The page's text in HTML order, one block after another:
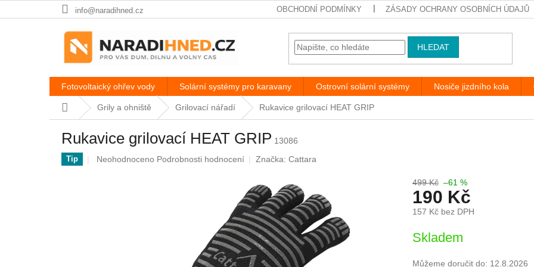
na
info@naradihned.cz OBCHODNÍ PODMÍNKY ZÁSADY OCHRANY OSOBNÍCH ÚDAJŮ
HLEDAT
Fotovoltaický ohřev vody Solární systémy pro karavany Ostrovní solární systémy Nosiče jizdního kola
Domů Grily a ohniště Grilovací nářadí Rukavice grilovací HEAT GRIP
Rukavice grilovací HEAT GRIP 13086
Tip
Průměrné
Neohodnoceno Podrobnosti hodnocení Značka: Cattara
499 Kč –61 %
190 Kč
157 Kč bez DPH
cena:
Skladem
Můžeme doručit do: 12.8.2026